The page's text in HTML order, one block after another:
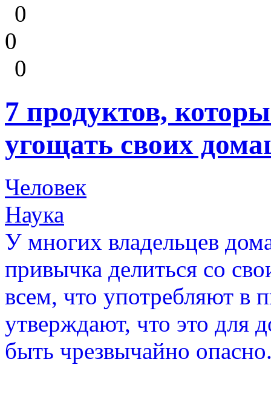
0
0
0
7 продуктов,
угощать своих
Человек
Наука
У многих владельцев
привычка делиться со
всем, что употребляют в
утверждают, что это
быть чрезвычайно